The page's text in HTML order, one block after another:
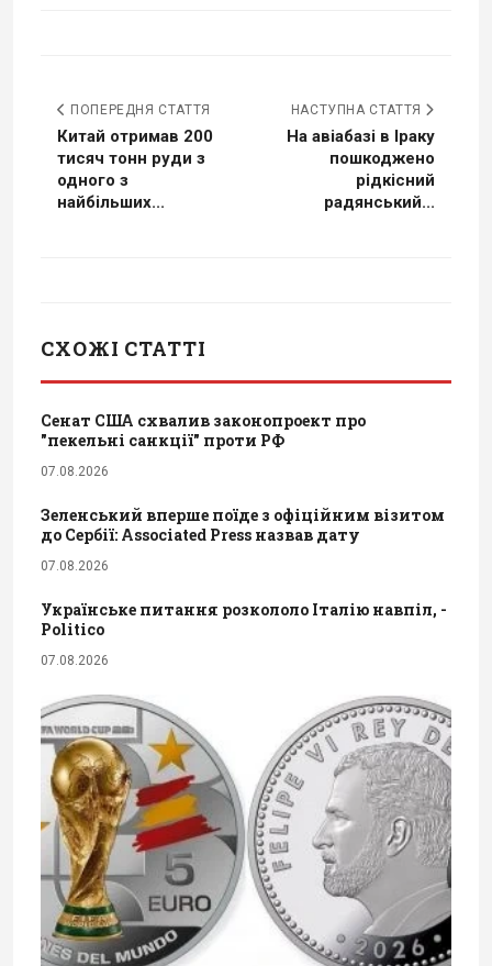
ПОПЕРЕДНЯ СТАТТЯ
Китай отримав 200
тисяч тонн руди з
одного з
найбільших...
НАСТУПНА СТАТТЯ
На авіабазі в Іраку
пошкоджено
рідкісний
радянський...
СХОЖІ СТАТТІ
Сенат США схвалив законопроект про
"пекельні санкції" проти РФ
07.08.2026
Зеленський вперше поїде з офіційним візитом
до Сербії: Associated Press назвав дату
07.08.2026
Українське питання розкололо Італію навпіл, -
Politico
07.08.2026